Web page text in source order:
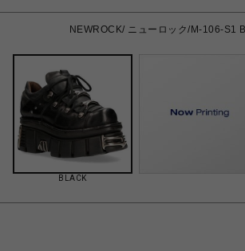
NEWROCK/ ニューロック/M-106-S1
BLACK